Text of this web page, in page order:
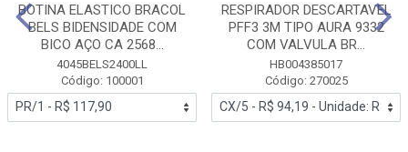
BOTINA ELASTICO BRACOL
BELS BIDENSIDADE COM
BICO AÇO CA 2568...
4045BELS2400LL
Código: 100001
RESPIRADOR DESCARTAVEL
PFF3 3M TIPO AURA 9332
COM VALVULA BR...
HB004385017
Código: 270025